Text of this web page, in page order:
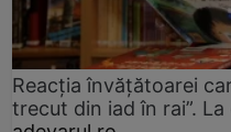
Reacția învățătoarei
trecut din iad în rai”.